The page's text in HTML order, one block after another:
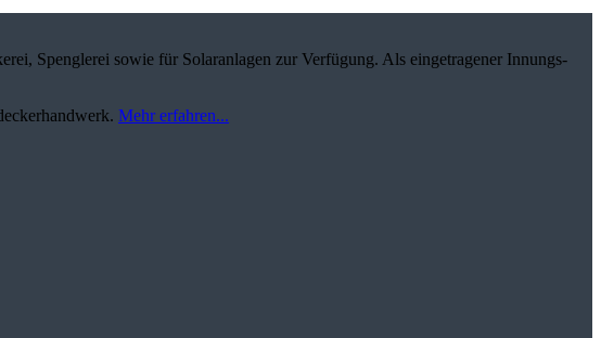
Spenglerei sowie für Solaranlagen zur Verfügung. Als eingetragener Innungs-
Mehr erfahren...